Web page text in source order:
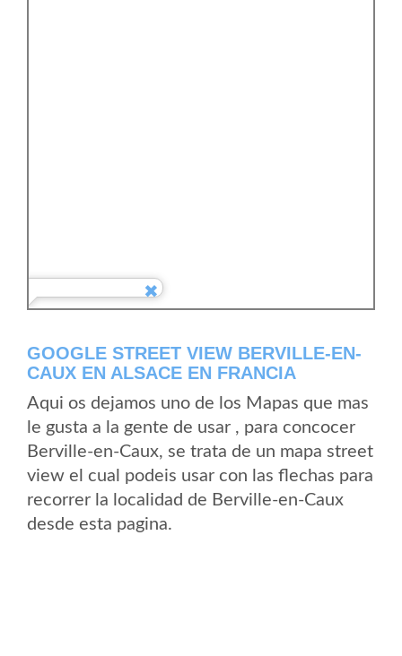
GOOGLE STREET VIEW BERVILLE-EN-
CAUX EN ALSACE EN FRANCIA
Aqui os dejamos uno de los Mapas que mas
le gusta a la gente de usar , para concocer
Berville-en-Caux, se trata de un mapa street
view el cual podeis usar con las flechas para
recorrer la localidad de Berville-en-Caux
desde esta pagina.